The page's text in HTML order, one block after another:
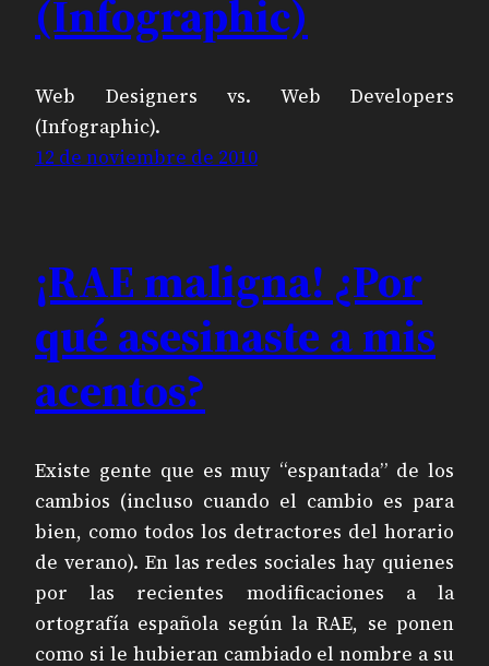
(Infographic)
Web Designers vs. Web Developers
(Infographic).
12 de noviembre de 2010
¡RAE maligna! ¿Por
qué asesinaste a mis
acentos?
Existe gente que es muy “espantada” de los
cambios (incluso cuando el cambio es para
bien, como todos los detractores del horario
de verano). En las redes sociales hay quienes
por las recientes modificaciones a la
ortografía española según la RAE, se ponen
como si le hubieran cambiado el nombre a su